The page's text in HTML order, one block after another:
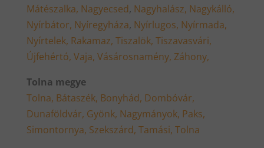
Mátészalka, Nagyecsed, Nagyhalász, Nagykálló,
Nyírbátor, Nyíregyháza, Nyírlugos, Nyírmada,
Nyírtelek, Rakamaz, Tiszalök, Tiszavasvári,
Újfehértó, Vaja, Vásárosnamény, Záhony,
Tolna megye
Tolna, Bátaszék, Bonyhád, Dombóvár,
Dunaföldvár, Gyönk, Nagymányok, Paks,
Simontornya, Szekszárd, Tamási, Tolna